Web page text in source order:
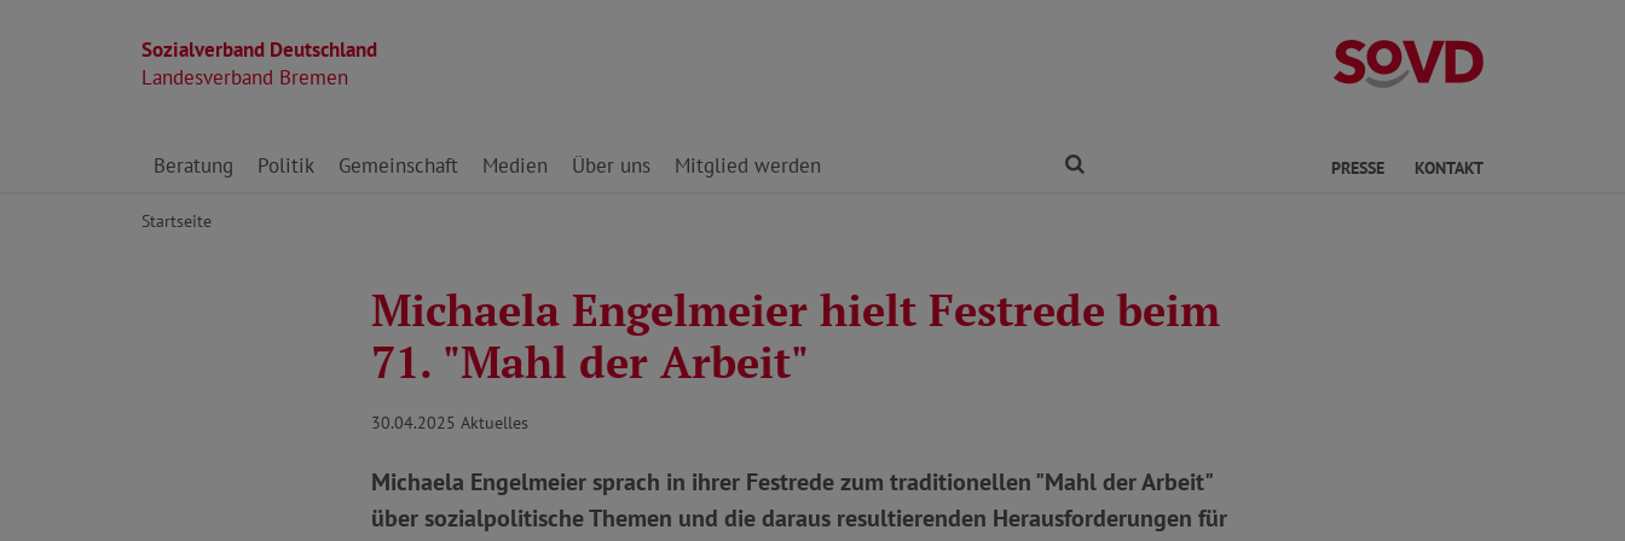
Sozialverband Deutschland
Landesverband Bremen
Landesverband
Direkt zu den Inhalten springen
Beratung Politik Gemeinschaft Medien Über uns Mitglied werden PRESSE KONTAKT
Startseite
Michaela Engelmeier hielt Festrede beim
71. "Mahl der Arbeit"
30.04.2025 Aktuelles
Michaela Engelmeier sprach in ihrer Festrede zum traditionellen "Mahl der Arbeit"
über sozialpolitische Themen und die daraus resultierenden Herausforderungen für